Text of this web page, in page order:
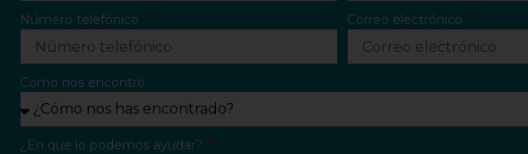
Número telefónico Correo electrónico
Como nos encontró
¿En que lo podemos ayudar?